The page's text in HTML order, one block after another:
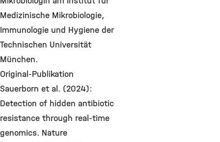
Medizinische Mikrobiologie,
Immunologie und Hygiene der
Technischen Universität
München.
Original-Publikation
Sauerborn et al. (2024):
Detection of hidden antibiotic
resistance through real-time
genomics. Nature